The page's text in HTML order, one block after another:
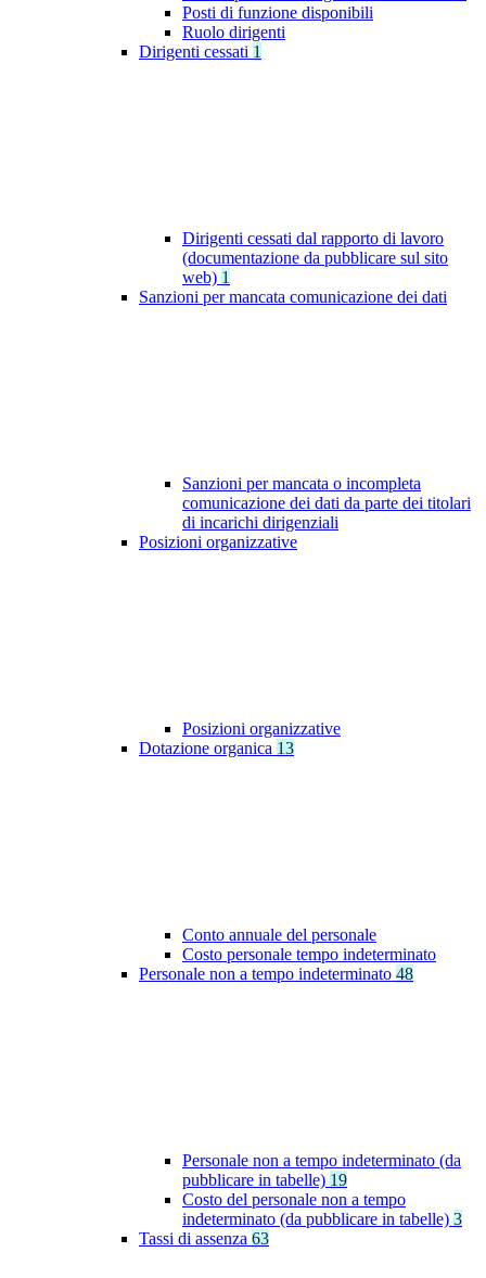
Posti di funzione disponibili
Ruolo dirigenti
Dirigenti cessati 1
Dirigenti cessati dal rapporto di lavoro
(documentazione da pubblicare sul sito
web) 1
Sanzioni per mancata comunicazione dei dati
Sanzioni per mancata o incompleta
comunicazione dei dati da parte dei titolari
di incarichi dirigenziali
Posizioni organizzative
Posizioni organizzative
Dotazione organica 13
Conto annuale del personale
Costo personale tempo indeterminato
Personale non a tempo indeterminato 48
Personale non a tempo indeterminato (da
pubblicare in tabelle) 19
Costo del personale non a tempo
indeterminato (da pubblicare in tabelle) 3
Tassi di assenza 63